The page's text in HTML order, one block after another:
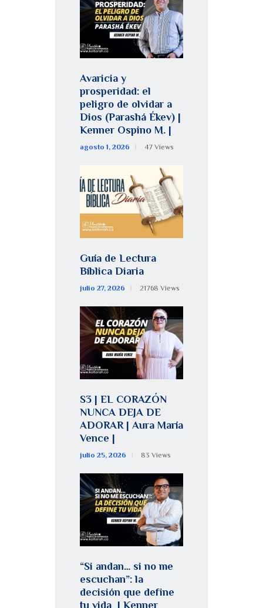
Avaricia y
prosperidad: el
peligro de olvidar a
Dios (Parashá Ékev) |
Kenner Ospino M. |
agosto 1, 2026 47 Views
Guía de Lectura
Bíblica Diaria
julio 27, 2026 21768 Views
S3 | EL CORAZÓN
NUNCA DEJA DE
ADORAR | Aura María
Vence |
julio 25, 2026 83 Views
“Si andan… si no me
escuchan”: la
decisión que define
tu vida | Kenner